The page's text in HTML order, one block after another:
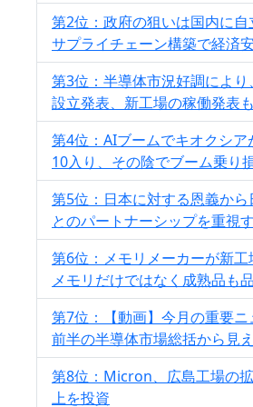
第2位：政府の狙いは国内に
サプライチェーン構築で経済
第3位：半導体市況好調によ
設立発表、新工場の稼働発表
第4位：AIブームでキオクシ
10入り、その陰でブーム乗り
第5位：日本に対する恩義か
とのパートナーシップを重視
第6位：メモリメーカーが新工
メモリだけではなく成熟品も
第7位：【動画】今月の重要
前半の半導体市場総括から見
第8位：Micron、広島工場の
上を投資